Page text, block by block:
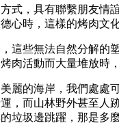
，具有聯繫朋友情
心時，這樣的烤肉文
些無法自然分解的
肉活動而大量堆放時
的海岸，我們處處
，而山林野外甚至
垃圾邊跳躍，那是多